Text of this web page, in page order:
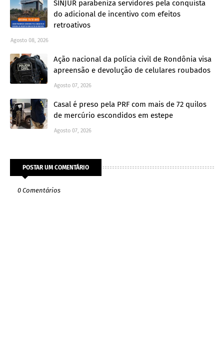
SINJUR parabeniza servidores pela conquista
do adicional de incentivo com efeitos
retroativos
Agosto 08, 2026
Ação nacional da polícia civil de Rondônia visa
apreensão e devolução de celulares roubados
Agosto 07, 2026
Casal é preso pela PRF com mais de 72 quilos
de mercúrio escondidos em estepe
Agosto 07, 2026
POSTAR UM COMENTÁRIO
0 Comentários